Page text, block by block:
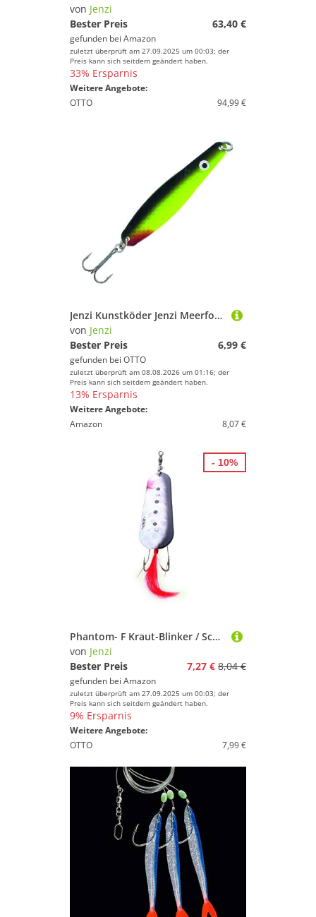
von Jenzi
Bester Preis
63,40 €
gefunden bei Amazon
zuletzt überprüft am 27.09.2025 um 00:03; der
Preis kann sich seitdem geändert haben.
33% Ersparnis
Weitere Angebote:
OTTO
94,99 €
Jenzi Kunstköder Jenzi Meerforellen-Blinker Lars Hansen grün schwarz, (1-St)
von Jenzi
Bester Preis
6,99 €
gefunden bei OTTO
zuletzt überprüft am 08.08.2026 um 01:16; der
Preis kann sich seitdem geändert haben.
13% Ersparnis
Weitere Angebote:
Amazon
8,07 €
Phantom- F Kraut-Blinker / Schwarz-Silber 23g
von Jenzi
Bester Preis
7,27 € 8,04 €
gefunden bei Amazon
zuletzt überprüft am 27.09.2025 um 00:03; der
Preis kann sich seitdem geändert haben.
9% Ersparnis
Weitere Angebote:
OTTO
7,99 €
- 10%